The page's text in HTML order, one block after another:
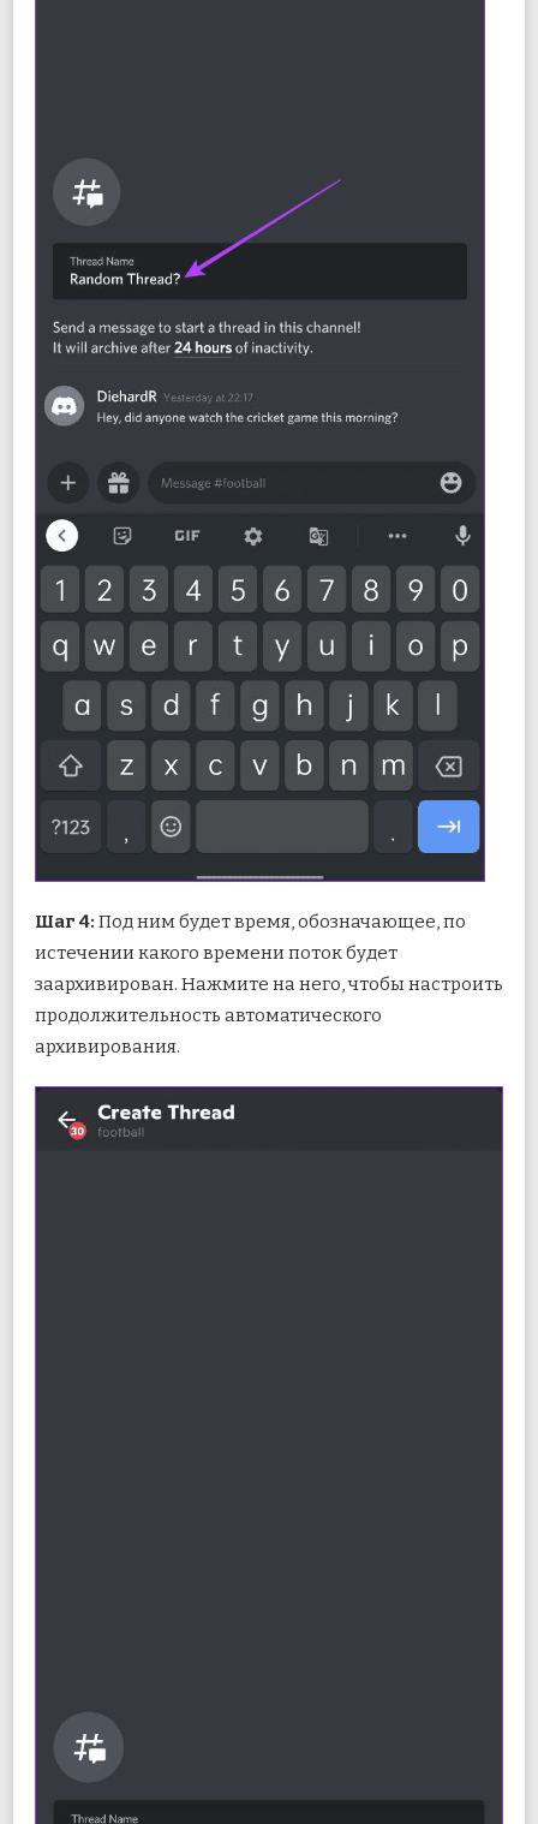
Шаг 4: Под ним будет время, обозначающее, по
истечении какого времени поток будет
заархивирован. Нажмите на него, чтобы настроить
продолжительность автоматического
архивирования.